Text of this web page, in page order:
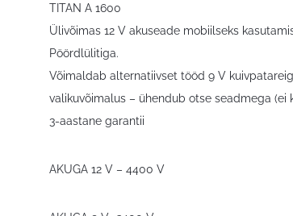
TITAN A 1600
Ülivõimas 12 V akuseade mobiilseks
Pöördlülitiga.
Võimaldab alternatiivset tööd 9 V
valikuvõimalus – ühendub otse seadmega (ei
3-aastane garantii
AKUGA 12 V – 4400 V